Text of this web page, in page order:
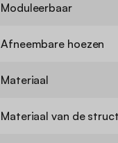
Moduleerbaar
Afneembare hoezen
Materiaal
Materiaal van de